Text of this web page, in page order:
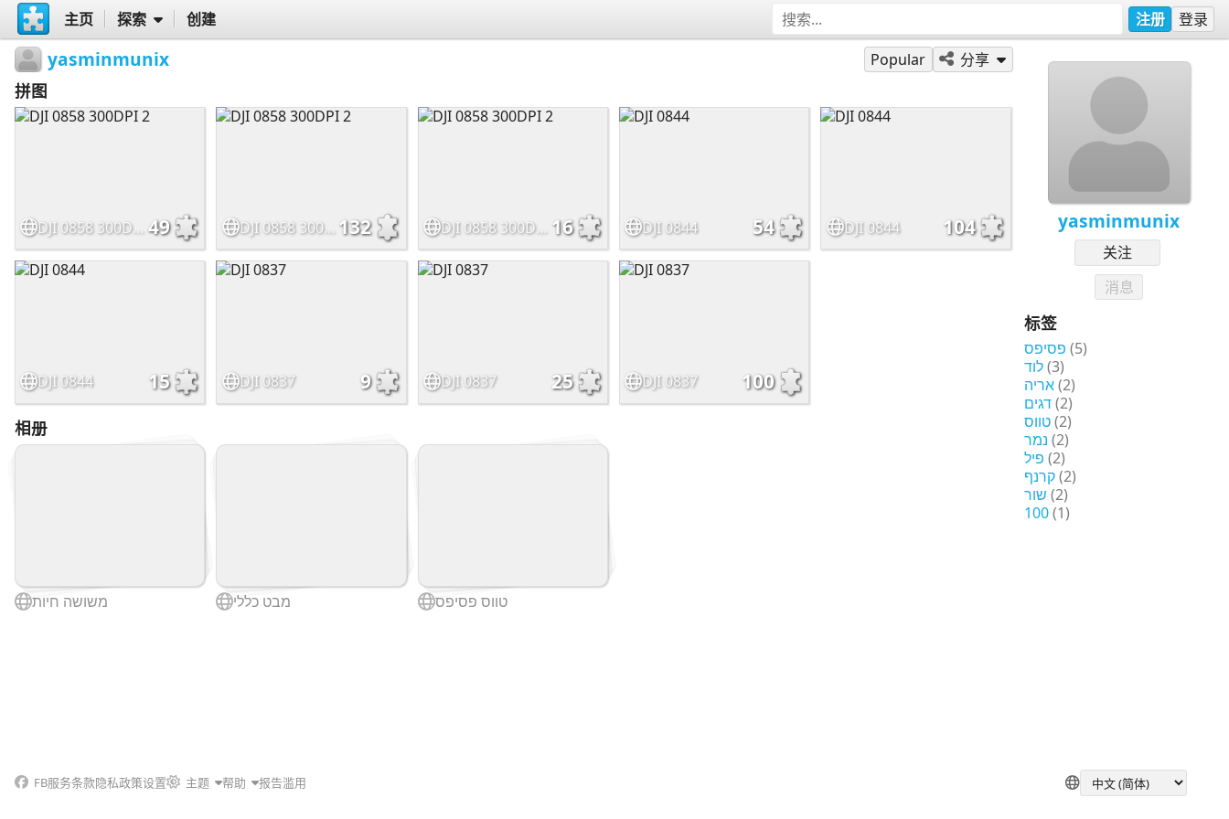
主页 探索 创建 注册 登录
yasminmunix
关注
消息
标签
פסיפס (5)
לוד(3)
אריה(2)
דגים(2)
טווס(2)
נמר (2)
פיל (2)
קרנף(2)
שור (2)
100(1)
yasminmunix Popular 分享
拼图
DJI 0858 300DPI 2 49 DJI 0858 300DPI 2 132 DJI 0858 300DPI 2 16 DJI 0844 54 DJI 0844 104
DJI 0844 15 DJI 0837 9 DJI 0837 25 DJI 0837 100
相册
משושה חיות מבט כללי טווס פסיפס
FB服务条款隐私政策设置 主题 帮助 报告滥用